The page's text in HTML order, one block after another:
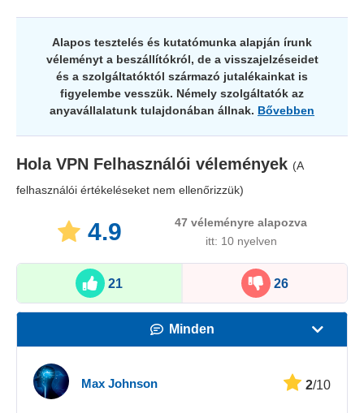
Alapos tesztelés és kutatómunka alapján írunk
véleményt a beszállítókról, de a visszajelzéseidet
és a szolgáltatóktól származó jutalékainkat is
figyelembe vesszük. Némely szolgáltatók az
anyavállalatunk tulajdonában állnak. Bővebben
Hola VPN Felhasználói vélemények (A
felhasználói értékeléseket nem ellenőrizzük)
4.9 47 véleményre alapozva
itt: 10 nyelven
21 26
Minden
Max Johnson 2/10